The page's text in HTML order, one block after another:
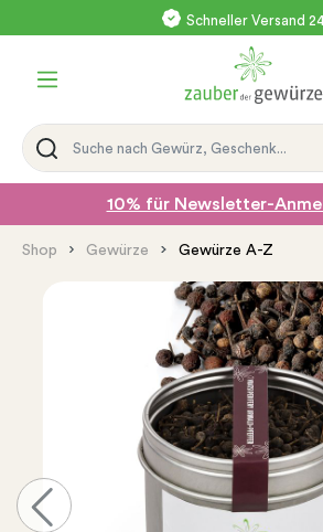
Schneller Versand
Versand mit DHL
10% für Newsletter-
Shop Gewürze Gewürze A-Z